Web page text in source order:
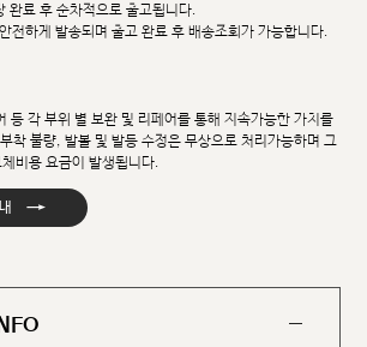
완료 후 순차적으로 출고됩니다.
전하게 발송되며 출고 완료 후 배송조회가 가능합니다.
등 각 부위 별 보완 및 리페어를 통해 지속가능한 가치를
착 불량, 발볼 및 발등 수정은 무상으로 처리가능하며 그
비용 요금이 발생됩니다.
→